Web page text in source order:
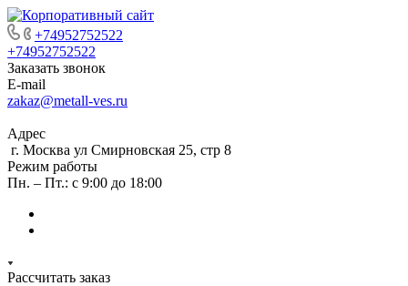
+74952752522
+74952752522
Заказать звонок
E-mail
zakaz@metall-ves.ru
Адрес
г. Москва ул Смирновская 25, стр 8
Режим работы
Пн. – Пт.: с 9:00 до 18:00
Рассчитать заказ